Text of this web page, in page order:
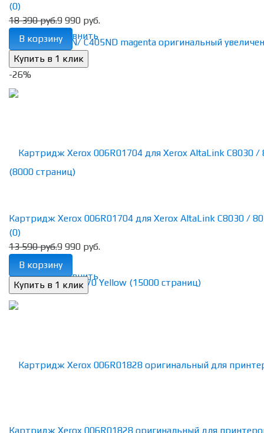
избранное сравнить
(0)
18 390 руб.9 990 руб.
В корзину
-26%
избранное сравнить
Картридж Xerox 006R01704 для Xerox AltaLink C8030 /
(0)
13 590 руб.9 990 руб.
В корзину
Картридж Xerox 006R01828 оригинальный для